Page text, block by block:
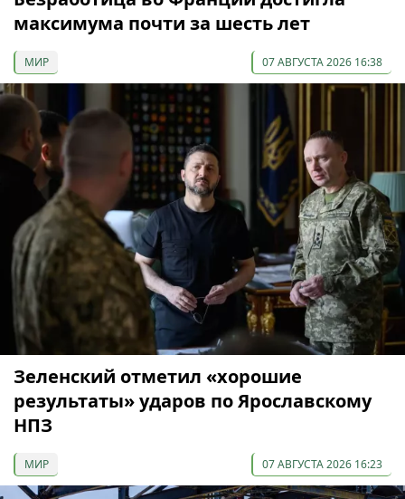
максимума почти за шесть лет
МИР 07 АВГУСТА 2026 16:38
Зеленский отметил «хорошие
результаты» ударов по Ярославскому
НПЗ
МИР 07 АВГУСТА 2026 16:23